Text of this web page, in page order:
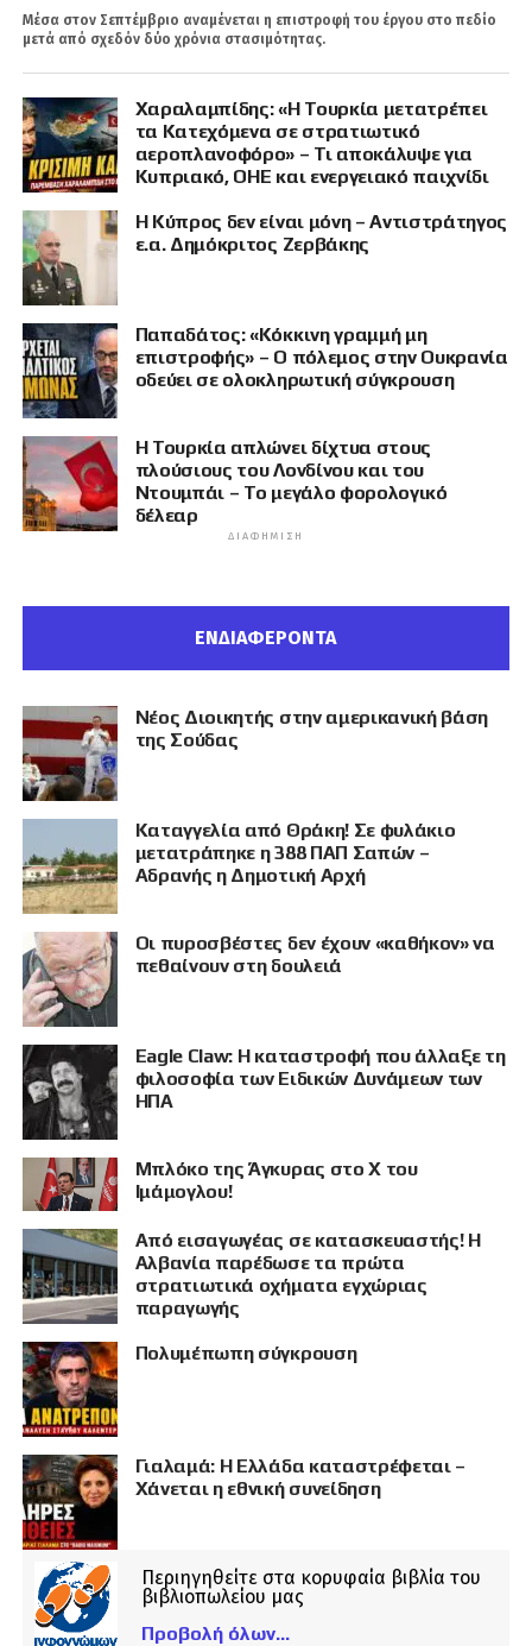
Μέσα στον Σεπτέμβριο αναμένεται η επιστροφή του έργου στο πεδίο
μετά από σχεδόν δύο χρόνια στασιμότητας.
Χαραλαμπίδης: «Η Τουρκία μετατρέπει
τα Κατεχόμενα σε στρατιωτικό
αεροπλανοφόρο» – Τι αποκάλυψε για
Κυπριακό, ΟΗΕ και ενεργειακό παιχνίδι
Η Κύπρος δεν είναι μόνη – Αντιστράτηγος
ε.α. Δημόκριτος Ζερβάκης
Παπαδάτος: «Κόκκινη γραμμή μη
επιστροφής» – Ο πόλεμος στην Ουκρανία
οδεύει σε ολοκληρωτική σύγκρουση
Η Τουρκία απλώνει δίχτυα στους
πλούσιους του Λονδίνου και του
Ντουμπάι – Το μεγάλο φορολογικό
δέλεαρ
ΔΙΑΦΉΜΙΣΗ
ΕΝΔΙΑΦΕΡΟΝΤΑ
Νέος Διοικητής στην αμερικανική βάση
της Σούδας
Καταγγελία από Θράκη! Σε φυλάκιο
μετατράπηκε η 388 ΠΑΠ Σαπών –
Αδρανής η Δημοτική Αρχή
Οι πυροσβέστες δεν έχουν «καθήκον» να
πεθαίνουν στη δουλειά
Eagle Claw: Η καταστροφή που άλλαξε τη
φιλοσοφία των Ειδικών Δυνάμεων των
ΗΠΑ
Μπλόκο της Άγκυρας στο X του
Ιμάμογλου!
Από εισαγωγέας σε κατασκευαστής! Η
Αλβανία παρέδωσε τα πρώτα
στρατιωτικά οχήματα εγχώριας
παραγωγής
Πολυμέπωπη σύγκρουση
Γιαλαμά: Η Ελλάδα καταστρέφεται –
Χάνεται η εθνική συνείδηση
Περιηγηθείτε στα κορυφαία βιβλία του
βιβλιοπωλείου μας
Προβολή όλων